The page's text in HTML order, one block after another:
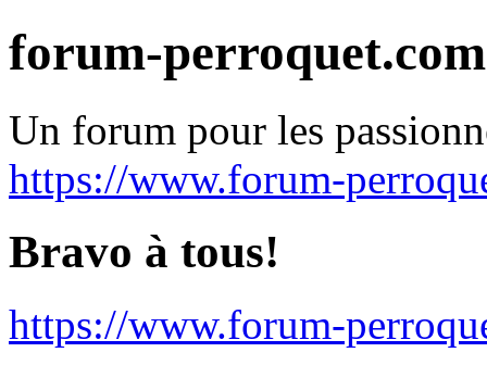
forum-perroquet.com
Un forum pour les
https://www.forum-
Bravo à tous!
https://www.forum-